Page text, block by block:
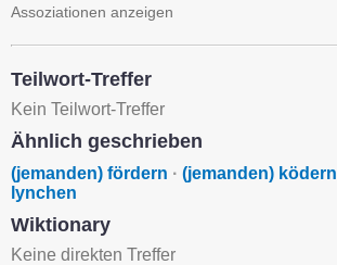
Assoziationen anzeigen
Teilwort-Treffer
Kein Teilwort-Treffer
Ähnlich geschrieben
(jemanden) fördern · (jemanden) ködern
lynchen
Wiktionary
Keine direkten Treffer